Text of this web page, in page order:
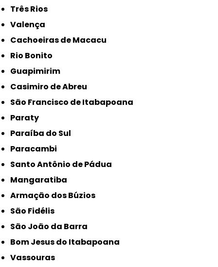
Três Rios
Valença
Cachoeiras de Macacu
Rio Bonito
Guapimirim
Casimiro de Abreu
São Francisco de Itabapoana
Paraty
Paraíba do Sul
Paracambi
Santo Antônio de Pádua
Mangaratiba
Armação dos Búzios
São Fidélis
São João da Barra
Bom Jesus do Itabapoana
Vassouras